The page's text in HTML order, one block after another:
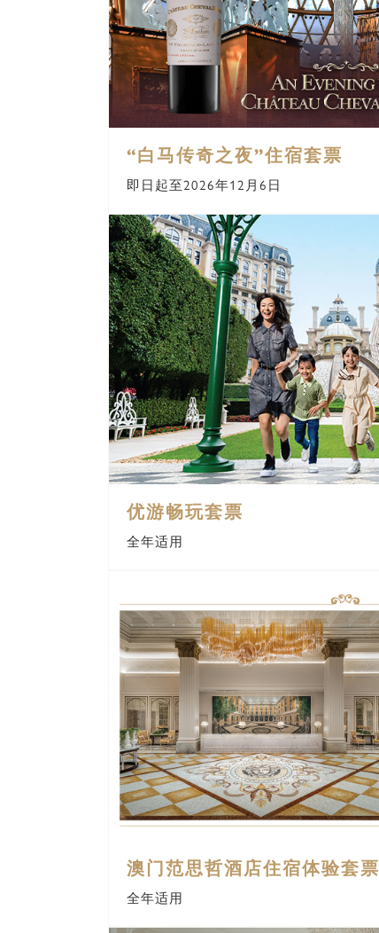
“白马传奇之夜”住宿套票
即日起至2026年12月6日
优游畅玩套票
全年适用
澳门范思哲酒店住宿体验套票
全年适用